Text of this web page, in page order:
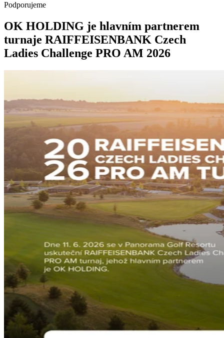
Podporujeme
OK HOLDING je hlavním partnerem
turnaje RAIFFEISENBANK Czech
Ladies Challenge PRO AM 2026